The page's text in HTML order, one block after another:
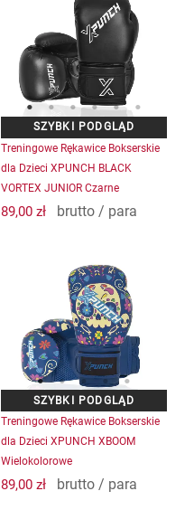
Treningowe Rękawice Bokserskie
dla Dzieci XPUNCH BLACK
VORTEX JUNIOR Czarne
89,00 zł brutto / para
Treningowe Rękawice Bokserskie
dla Dzieci XPUNCH XBOOM
Wielokolorowe
89,00 zł brutto / para